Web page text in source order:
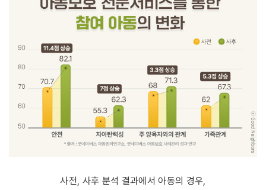
사전, 사후 분석 결과에서 아동의 경우,